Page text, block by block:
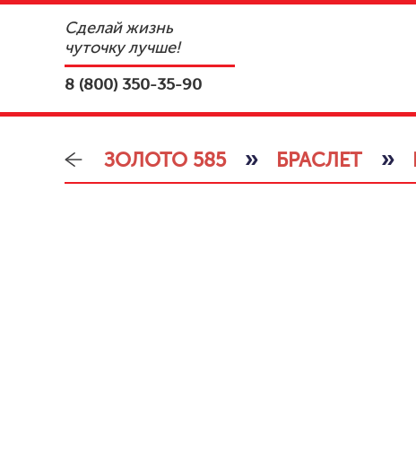
Сделай жизнь
чуточку лучше!
8 (800) 350-35-90
ЗОЛОТО 585 » БРАСЛЕТ »